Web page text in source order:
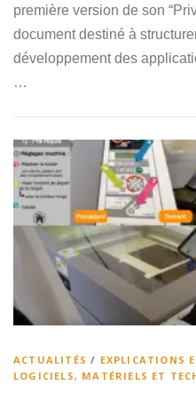
première version de son
document destiné à
développement des
…
ACTUALITÉS / EXPLICATIONS
LOGICIELS, MATÉRIELS ET